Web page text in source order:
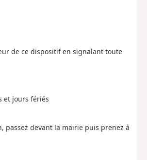
de ce dispositif en signalant toute
et jours fériés
passez devant la mairie puis prenez à